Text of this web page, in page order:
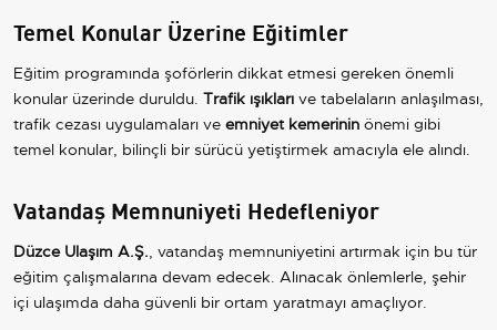
Temel Konular Üzerine Eğitimler
Eğitim programında şoförlerin dikkat etmesi gereken önemli
konular üzerinde duruldu. Trafik ışıkları ve tabelaların anlaşılması,
trafik cezası uygulamaları ve emniyet kemerinin önemi gibi
temel konular, bilinçli bir sürücü yetiştirmek amacıyla ele alındı.
Vatandaş Memnuniyeti Hedefleniyor
Düzce Ulaşım A.Ş., vatandaş memnuniyetini artırmak için bu tür
eğitim çalışmalarına devam edecek. Alınacak önlemlerle, şehir
içi ulaşımda daha güvenli bir ortam yaratmayı amaçlıyor.